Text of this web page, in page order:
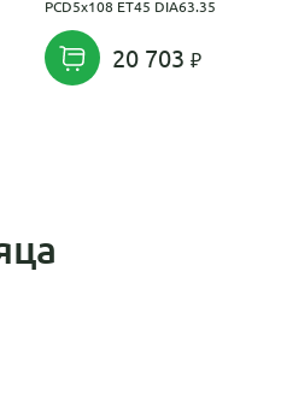
PCD5x108 ET45 DIA63.35
20 703